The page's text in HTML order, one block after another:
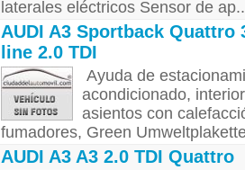
laterales eléctricos Sensor de
AUDI A3 Sportback Quattro
line 2.0 TDI
Ayuda de
acondicionado,
asientos con
fumadores, Green
AUDI A3 A3 2.0 TDI Quattro